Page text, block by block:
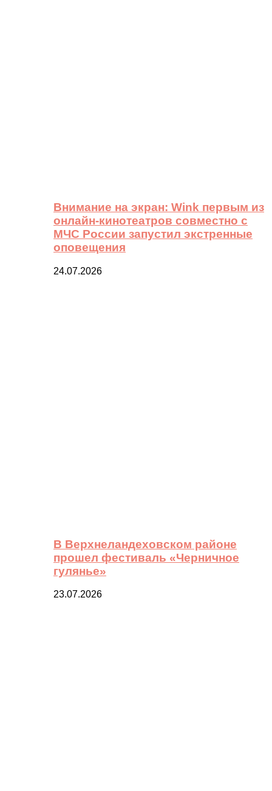
Внимание на экран: Wink первым из
онлайн-кинотеатров совместно с
МЧС России запустил экстренные
оповещения
24.07.2026
В Верхнеландеховском районе
прошел фестиваль «Черничное
гулянье»
23.07.2026